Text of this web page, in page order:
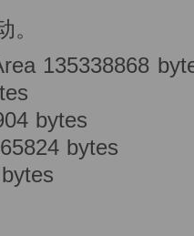
。
135338868
bytes
bytes